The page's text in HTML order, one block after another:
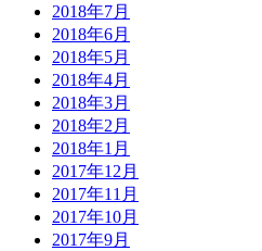
2018年7月
2018年6月
2018年5月
2018年4月
2018年3月
2018年2月
2018年1月
2017年12月
2017年11月
2017年10月
2017年9月